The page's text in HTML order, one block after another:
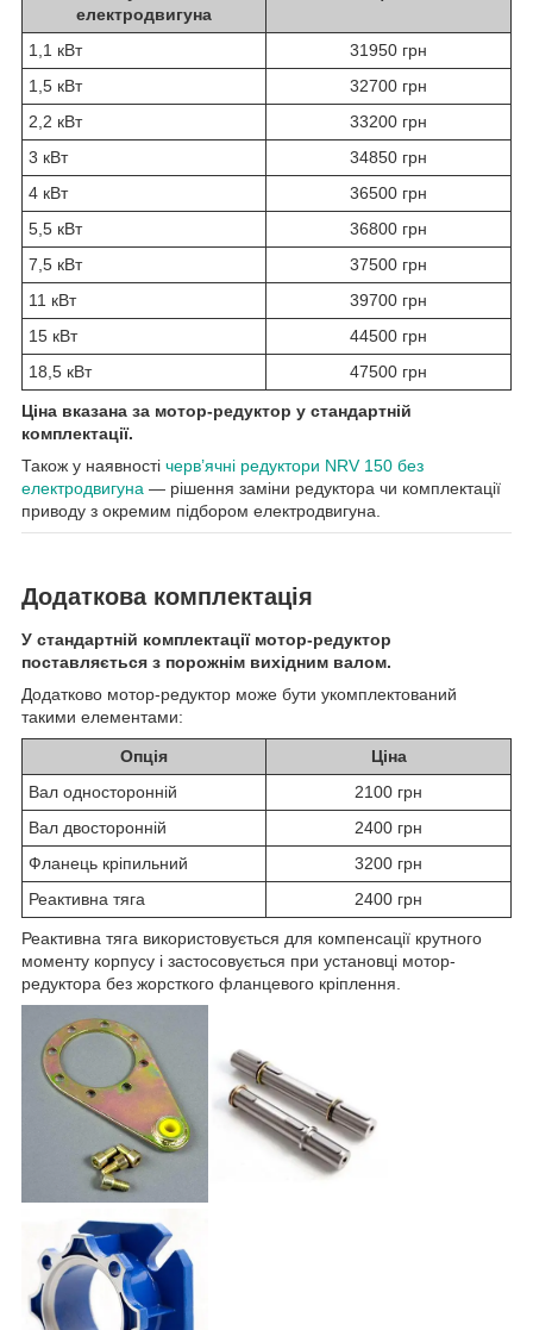
електродвигуна
1,1 кВт
31950 грн
1,5 кВт
32700 грн
2,2 кВт
33200 грн
3 кВт
34850 грн
4 кВт
36500 грн
5,5 кВт
36800 грн
7,5 кВт
37500 грн
11 кВт
39700 грн
15 кВт
44500 грн
18,5 кВт
47500 грн
Ціна вказана за мотор-редуктор у стандартній
комплектації.
Також у наявності черв’ячні редуктори NRV 150 без
електродвигуна — рішення заміни редуктора чи комплектації
приводу з окремим підбором електродвигуна.
Додаткова комплектація
У стандартній комплектації мотор-редуктор
поставляється з порожнім вихідним валом.
Додатково мотор-редуктор може бути укомплектований
такими елементами:
Опція
Ціна
Вал односторонній
2100 грн
Вал двосторонній
2400 грн
Фланець кріпильний
3200 грн
Реактивна тяга
2400 грн
Реактивна тяга використовується для компенсації крутного
моменту корпусу і застосовується при установці мотор-
редуктора без жорсткого фланцевого кріплення.